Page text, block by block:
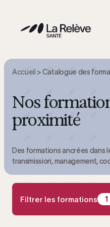
contenu
Nos solutions
Demander un
Accueil >Catalogue des
Nos
proximité
Des formations ancrées dans
transmission, management,
Filtrer les formations 1